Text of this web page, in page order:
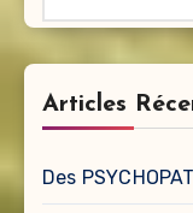
Articles
Des